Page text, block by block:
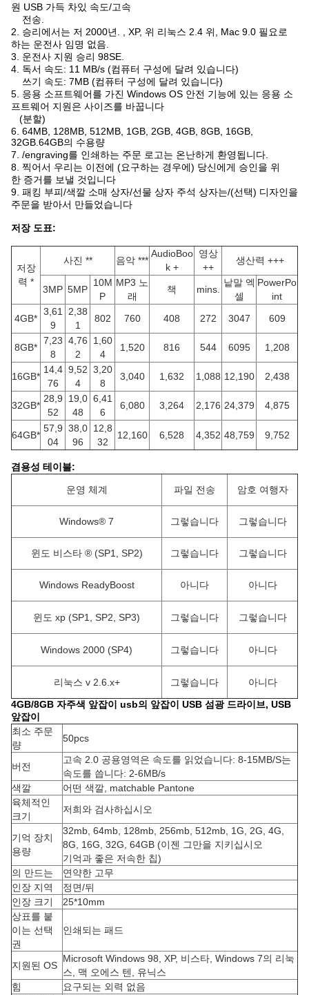
원 USB 가득 차있 속도/고속
전송.
2. 승리에서는 저 2000년. , XP, 위 리눅스 2.4 위, Mac 9.0 필요로
하는 운전사 임명 없음.
3. 운전사 지원 승리 98SE.
4. 독서 속도: 11 MB/s (컴퓨터 구성에 달려 있습니다)
쓰기 속도: 7MB (컴퓨터 구성에 달려 있습니다)
5. 응용 소프트웨어를 가진 Windows OS 안전 기능에 있는 응용 소
프트웨어 지원은 사이즈를 바꿉니다
(분할)
6. 64MB, 128MB, 512MB, 1GB, 2GB, 4GB, 8GB, 16GB,
32GB.64GB의 수용량
7. /engraving를 인쇄하는 주문 로고는 온난하게 환영됩니다.
8. 찍어서 우리는 이전에 (요구하는 경우에) 당신에게 승인을 위
한 증거를 보낼 것입니다
9. 패킹 부피/색깔 소매 상자/선물 상자 주석 상자는/(선택) 디자인을
주문을 받아서 만들었습니다
저장 도표:
저장
력 *
사진 ** 음악 ***
AudioBoo
k +
영상
++
생산력 +++
3MP 5MP
10M
P
MP3 노
래
책 mins.
낱말 엑
셀
PowerPo
int
4GB*
3,61
9
2,38
1
802 760 408 272 3047 609
8GB*
7,23
8
4,76
2
1,60
4
1,520 816 544 6095 1,208
16GB*
14,4
76
9,52
4
3,20
8
3,040 1,632 1,088 12,190 2,438
32GB*
28,9
52
19,0
48
6,41
6
6,080 3,264 2,176 24,379 4,875
64GB*
57,9
04
38,0
96
12,8
32
12,160 6,528 4,352 48,759 9,752
겸용성 테이블:
운영 체계 파일 전송 암호 여행자
Windows® 7 그렇습니다 그렇습니다
윈도 비스타 ® (SP1, SP2) 그렇습니다 그렇습니다
Windows ReadyBoost 아니다 아니다
윈도 xp (SP1, SP2, SP3) 그렇습니다 그렇습니다
Windows 2000 (SP4) 그렇습니다 아니다
리눅스 v 2.6.x+ 그렇습니다
아니다
4GB/8GB 자주색 앞잡이 usb의 앞잡이 USB 섬광 드라이브, USB
앞잡이
최소 주문
량
50pcs
버전
고속 2.0 공용영역은 속도를 읽었습니다: 8-15MB/S는
속도를 씁니다: 2-6MB/s
색깔
어떤 색깔, matchable Pantone
육체적인
크기
저희와 검사하십시오
기억 장치
용량
32mb, 64mb, 128mb, 256mb, 512mb, 1G, 2G, 4G,
8G, 16G, 32G, 64GB (이젠 그만을 지키십시오
기억과 좋은 저속한 칩)
의 만드는
연약한 고무
인장 지역
정면/뒤
인장 크기
25*10mm
상표를 붙
이는 선택
권
인쇄되는 패드
지원된 OS
Microsoft Windows 98, XP, 비스타, Windows 7의 리눅
스, 맥 오에스 텐, 유닉스
힘
요구되는 외력 없음